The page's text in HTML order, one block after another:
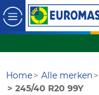
Home Alle merken
245/40 R20 99Y